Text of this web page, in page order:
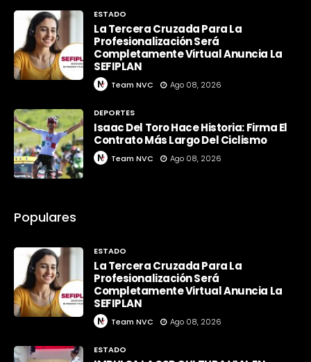
ESTADO
La Tercera Cruzada Para La
Profesionalización Será
Completamente Virtual Anuncia La
SEFIPLAN
Team NVC Ago 08, 2026
DEPORTES
Isaac Del Toro Hace Historia: Firma El
Contrato Más Largo Del Ciclismo
Team NVC Ago 08, 2026
Populares
ESTADO
La Tercera Cruzada Para La
Profesionalización Será
Completamente Virtual Anuncia La
SEFIPLAN
Team NVC Ago 08, 2026
ESTADO